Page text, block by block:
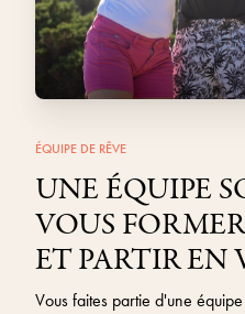
ÉQUIPE DE RÊVE
UNE ÉQUIPE
VOUS
ET PARTIR EN
Vous faites partie d'une